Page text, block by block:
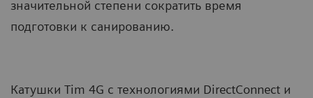
значительной степени сократить время
подготовки к санированию.
Катушки Tim 4G с технологиями DirectConnect и